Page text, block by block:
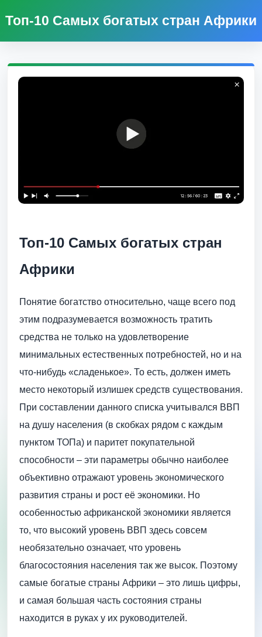
Топ-10 Самых богатых стран Африки
Топ-10 Самых богатых стран
Африки
Понятие богатство относительно, чаще всего под
этим подразумевается возможность тратить
средства не только на удовлетворение
минимальных естественных потребностей, но и на
что-нибудь «сладенькое». То есть, должен иметь
место некоторый излишек средств существования.
При составлении данного списка учитывался ВВП
на душу населения (в скобках рядом с каждым
пунктом ТОПа) и паритет покупательной
способности – эти параметры обычно наиболее
объективно отражают уровень экономического
развития страны и рост её экономики. Но
особенностью африканской экономики является
то, что высокий уровень ВВП здесь совсем
необязательно означает, что уровень
благосостояния населения так же высок. Поэтому
самые богатые страны Африки – это лишь цифры,
и самая большая часть состояния страны
находится в руках у их руководителей.